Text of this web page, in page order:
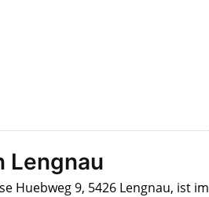
Lengnau
Huebweg 9, 5426 Lengnau, ist im